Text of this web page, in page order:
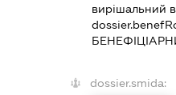
вирішальний
dossier.smida: